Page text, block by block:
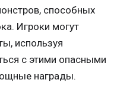
способных
Игроки могут
используя
с этими опасными
награды.